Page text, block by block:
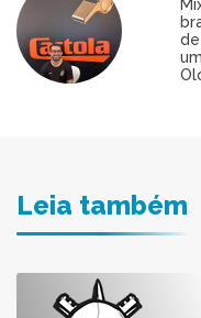
Leia também